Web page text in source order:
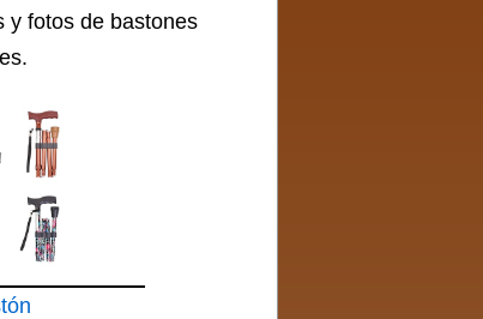
y fotos de bastones
.